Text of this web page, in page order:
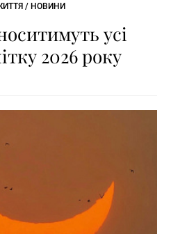
/ НОВИНИ
усі
2026 року